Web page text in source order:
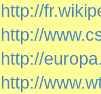
http://
http://
http://
http://